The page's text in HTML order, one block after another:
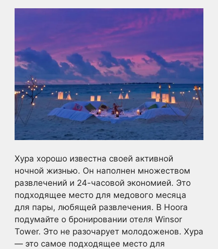
Хура хорошо известна своей активной
ночной жизнью. Он наполнен множеством
развлечений и 24-часовой экономией. Это
подходящее место для медового месяца
для пары, любящей развлечения. В Hoora
подумайте о бронировании отеля Winsor
Tower. Это не разочарует молодоженов. Хура
— это самое подходящее место для